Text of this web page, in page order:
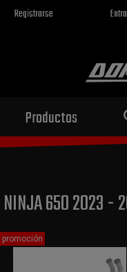
Registrarse
Productos
NINJA 650 2023 -
promoción